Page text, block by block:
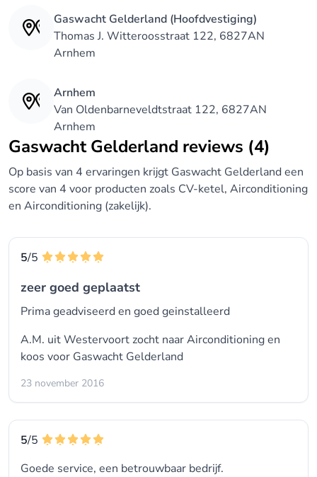
Gaswacht Gelderland (Hoofdvestiging)
Thomas J. Witteroosstraat 122, 6827AN
Arnhem
Arnhem
Van Oldenbarneveldtstraat 122, 6827AN
Arnhem
Gaswacht Gelderland reviews (4)
Op basis van 4 ervaringen krijgt Gaswacht Gelderland een
score van 4 voor producten zoals CV-ketel, Airconditioning
en Airconditioning (zakelijk).
5/5
zeer goed geplaatst
Prima geadviseerd en goed geinstalleerd
A.M. uit Westervoort zocht naar Airconditioning en
koos voor Gaswacht Gelderland
23 november 2016
5/5
Goede service, een betrouwbaar bedrijf.